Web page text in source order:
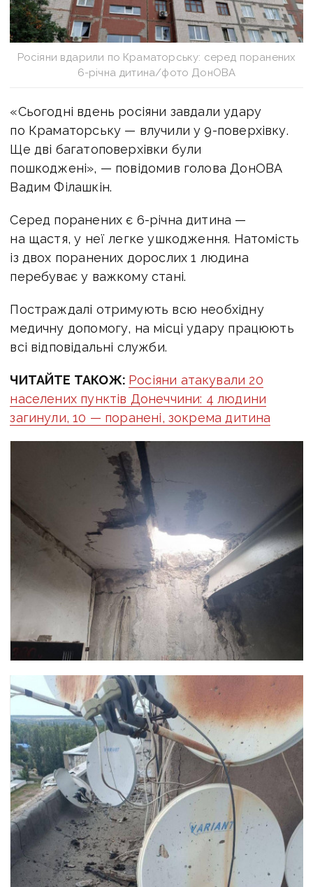
Росіяни вдарили по Краматорську: серед поранених
6-річна дитина/фото ДонОВА
«Сьогодні вдень росіяни завдали удару
по Краматорську — влучили у 9-поверхівку.
Ще дві багатоповерхівки були
пошкоджені», — повідомив голова ДонОВА
Вадим Філашкін.
Серед поранених є 6-річна дитина —
на щастя, у неї легке ушкодження. Натомість
із двох поранених дорослих 1 людина
перебуває у важкому стані.
Постраждалі отримують всю необхідну
медичну допомогу, на місці удару працюють
всі відповідальні служби.
ЧИТАЙТЕ ТАКОЖ: Росіяни атакували 20
населених пунктів Донеччини: 4 людини
загинули, 10 — поранені, зокрема дитина